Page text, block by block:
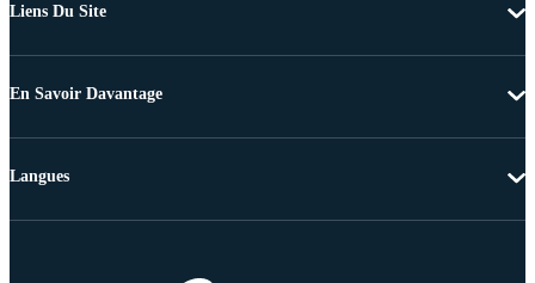
Liens Du Site
En Savoir Davantage
Langues